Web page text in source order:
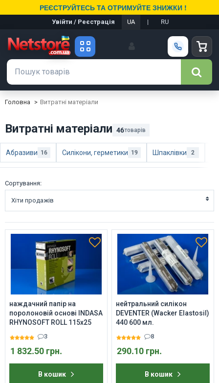
РЕЄСТРУЙТЕСЬ ТА ОТРИМУЙТЕ ЗНИЖКИ !
Увійти / Реєстрація UA | RU
Головна Витратні матеріали
Витратні матеріали 46товарів
Абразиви 16 Силікони, герметики 19 Шпаклівки 2
Сортування:
Хіти продажів
наждачний папір на
поролоновій основі INDASA
RHYNOSOFT ROLL 115x25
1 832.50 грн.
3
В кошик
нейтральний силікон
DEVENTER (Wacker Elastosil)
440 600 мл.
290.10 грн.
8
В кошик